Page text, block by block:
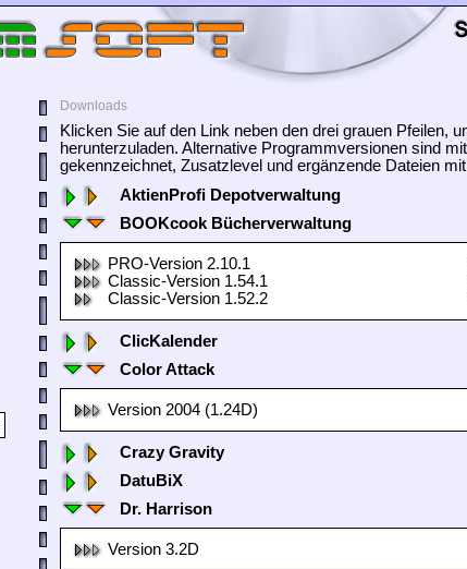
Downloads
Klicken Sie auf den Link neben den drei grauen Pfeilen,
herunterzuladen. Alternative Programmversionen sind
gekennzeichnet, Zusatzlevel und ergänzende Dateien
AktienProfi Depotverwaltung
BOOKcook Bücherverwaltung
PRO-Version 2.10.1
Classic-Version 1.54.1
Classic-Version 1.52.2
ClicKalender
Color Attack
Version 2004 (1.24D)
Crazy Gravity
DatuBiX
Dr. Harrison
Version 3.2D